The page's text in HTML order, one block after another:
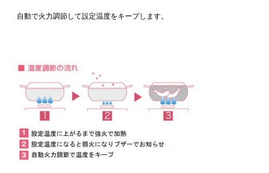
自動で火力調節して設定温度をキープします。